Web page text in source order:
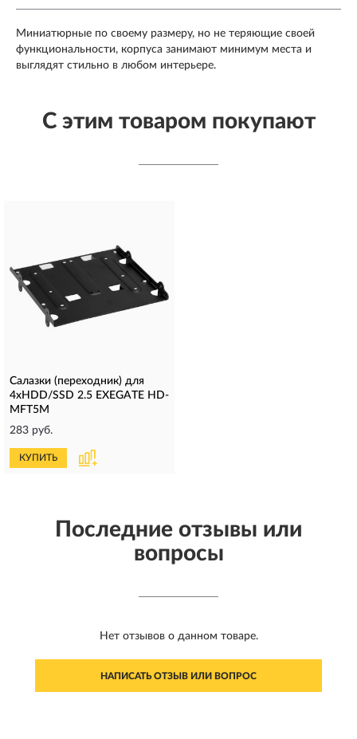
Миниатюрные по своему размеру, но не теряющие своей
функциональности, корпуса занимают минимум места и
выглядят стильно в любом интерьере.
С этим товаром покупают
Салазки (переходник) для
4xHDD/SSD 2.5 EXEGATE HD-
MFT5M
283 руб.
КУПИТЬ
Последние отзывы или
вопросы
Нет отзывов о данном товаре.
НАПИСАТЬ ОТЗЫВ ИЛИ ВОПРОС